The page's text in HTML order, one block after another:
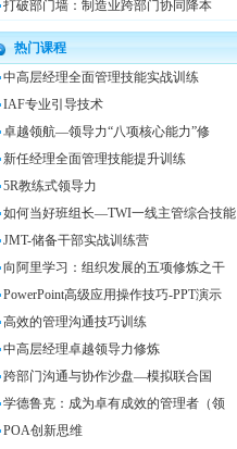
打破部门墙：制造业跨部门协同降本
热门课程
中高层经理全面管理技能实战训练
IAF专业引导技术
卓越领航—领导力“八项核心能力”修
新任经理全面管理技能提升训练
5R教练式领导力
如何当好班组长—TWI一线主管综合技能
JMT-储备干部实战训练营
向阿里学习：组织发展的五项修炼之干
PowerPoint高级应用操作技巧-PPT演示
高效的管理沟通技巧训练
中高层经理卓越领导力修炼
跨部门沟通与协作沙盘—模拟联合国
学德鲁克：成为卓有成效的管理者（领
POA创新思维